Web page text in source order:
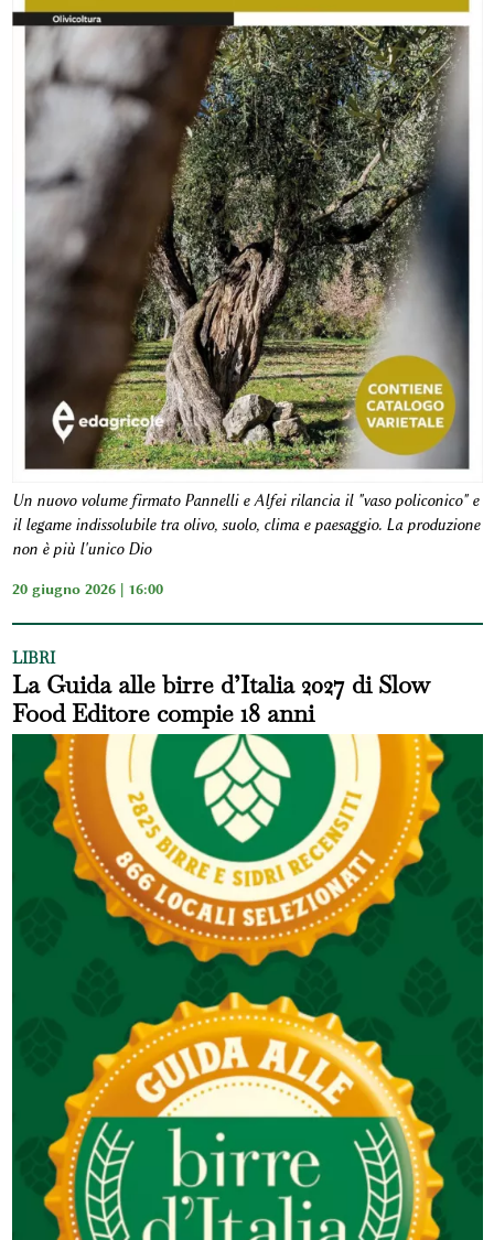
Un nuovo volume firmato Pannelli e Alfei rilancia il "vaso policonico" e
il legame indissolubile tra olivo, suolo, clima e paesaggio. La produzione
non è più l'unico Dio
20 giugno 2026 | 16:00
LIBRI
La Guida alle birre d’Italia 2027 di Slow
Food Editore compie 18 anni